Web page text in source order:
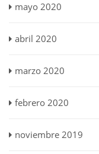
mayo 2020
abril 2020
marzo 2020
febrero 2020
noviembre 2019